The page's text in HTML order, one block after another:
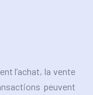
l’achat, la vente
peuvent